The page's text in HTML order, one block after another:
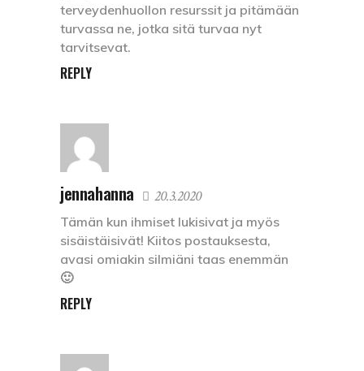
terveydenhuollon resurssit ja pitämään
turvassa ne, jotka sitä turvaa nyt
tarvitsevat.
REPLY
jennahanna 20.3.2020
Tämän kun ihmiset lukisivat ja myös
sisäistäisivät! Kiitos postauksesta,
avasi omiakin silmiäni taas enemmän
🙂
REPLY